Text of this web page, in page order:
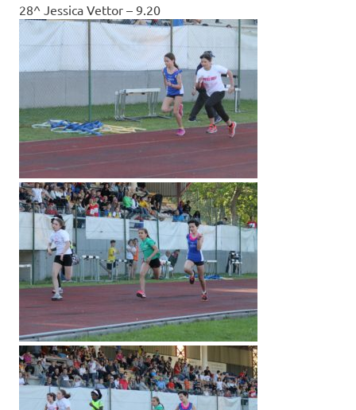
28^ Jessica Vettor – 9.20